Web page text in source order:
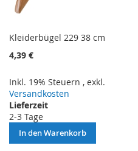
Kleiderbügel 229 38 cm
4,39 €
Inkl. 19% Steuern , exkl.
Versandkosten
Lieferzeit
2-3 Tage
In den Warenkorb